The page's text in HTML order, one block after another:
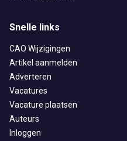
Snelle links
CAO Wijzigingen
Artikel aanmelden
Adverteren
Vacatures
Vacature plaatsen
Auteurs
Inloggen
Doorzaam